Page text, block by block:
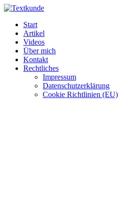
Zum
wechseln
Start
Artikel
Videos
Über mich
Kontakt
Rechtliches
Impressum
Datenschutzerklärung
Cookie Richtlinien (EU)